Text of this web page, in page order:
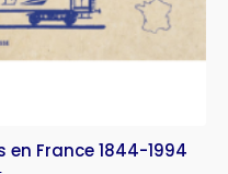
France 1844-1994